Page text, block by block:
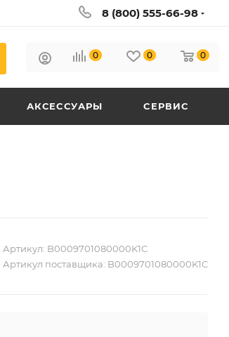
8 (800) 555-66-98
0 0 0
АКСЕССУАРЫ СЕРВИС
Артикул: B0009701080000K1C
Артикул поставщика: B0009701080000K1C